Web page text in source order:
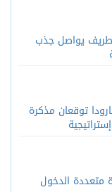
طريف يواصل جذب
توقعان مذكرة
متعددة الدخول